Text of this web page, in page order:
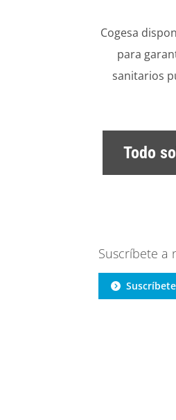
Cogesa
para
sanitarios
Todo
Suscríbete a